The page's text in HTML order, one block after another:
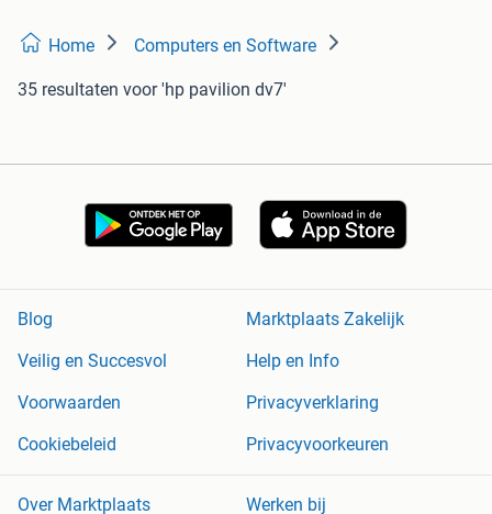
Home Computers en Software
35 resultaten voor 'hp pavilion dv7'
Blog
Marktplaats Zakelijk
Veilig en Succesvol
Help en Info
Voorwaarden
Privacyverklaring
Cookiebeleid
Privacyvoorkeuren
Over Marktplaats Werken bij